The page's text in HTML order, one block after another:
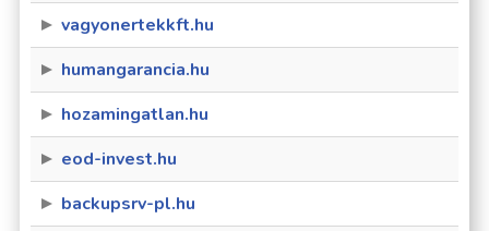
vagyonertekkft.hu
humangarancia.hu
hozamingatlan.hu
eod-invest.hu
backupsrv-pl.hu